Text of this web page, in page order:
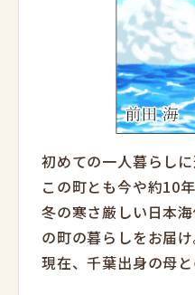
初めての一人暮らしに
この町とも今や約10
冬の寒さ厳しい日本
の町の暮らしをお届け
現在、千葉出身の母